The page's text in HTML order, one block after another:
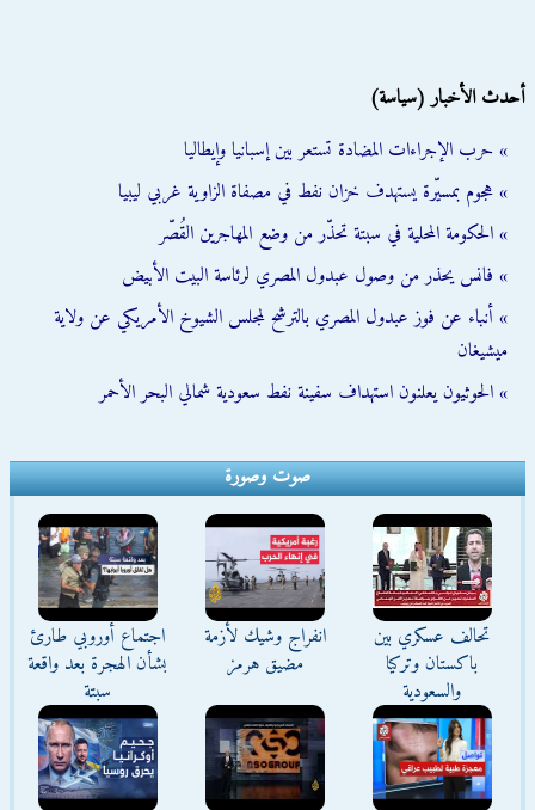
أحدث الأخبار (سياسة)
» حرب الإجراءات المضادة تستعر بين إسبانيا وإيطاليا
» هجوم بمسيّرة يستهدف خزان نفط في مصفاة الزاوية غربي ليبيا
» الحكومة المحلية في سبتة تحذّر من وضع المهاجرين القُصّر
» فانس يحذر من وصول عبدول المصري لرئاسة البيت الأبيض
» أنباء عن فوز عبدول المصري بالترشح لمجلس الشيوخ الأمريكي عن ولاية
ميشيغان
» الحوثيون يعلنون استهداف سفينة نفط سعودية شمالي البحر الأحمر
صوت وصورة
تحالف عسكري بين
باكستان وتركيا
والسعودية
انفراج وشيك لأزمة
مضيق هرمز
اجتماع أوروبي طارئ
بشأن الهجرة بعد واقعة
سبتة